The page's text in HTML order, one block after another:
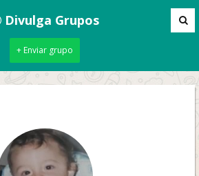
Divulga Grupos
+ Enviar grupo